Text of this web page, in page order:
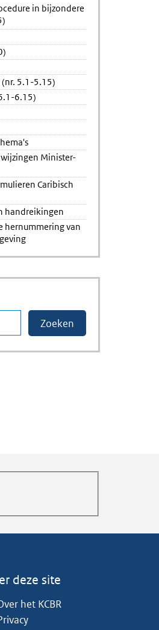
in bijzondere
5.1-5.15)
6.15)
Minister-
Caribisch
handreikingen
hernummering van
deze site
het KCBR